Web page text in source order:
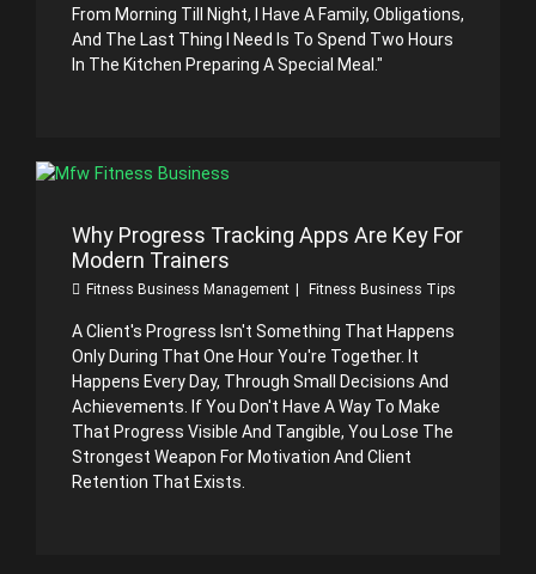
From Morning Till Night, I Have A Family, Obligations,
And The Last Thing I Need Is To Spend Two Hours
In The Kitchen Preparing A Special Meal."
Why Progress Tracking Apps Are Key For
Modern Trainers
Fitness Business Management Fitness Business Tips
A Client's Progress Isn't Something That Happens
Only During That One Hour You're Together. It
Happens Every Day, Through Small Decisions And
Achievements. If You Don't Have A Way To Make
That Progress Visible And Tangible, You Lose The
Strongest Weapon For Motivation And Client
Retention That Exists.